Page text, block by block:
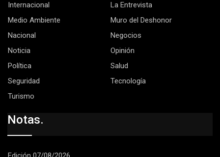
Internacional
La Entrevista
Medio Ambiente
Muro del Deshonor
Nacional
Negocios
Noticia
Opinión
Política
Salud
Seguridad
Tecnología
Turismo
Notas.